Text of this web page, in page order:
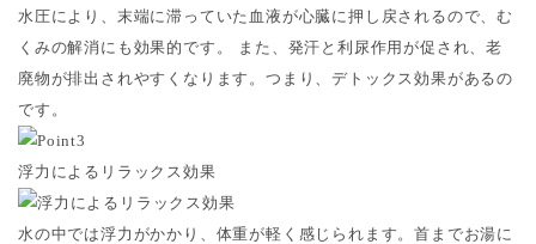
水圧により、末端に滞っていた血液が心臓に押し戻されるので、む
くみの解消にも効果的です。 また、発汗と利尿作用が促され、老
廃物が排出されやすくなります。つまり、デトックス効果があるの
です。
浮力によるリラックス効果
水の中では浮力がかかり、体重が軽く感じられます。首までお湯に